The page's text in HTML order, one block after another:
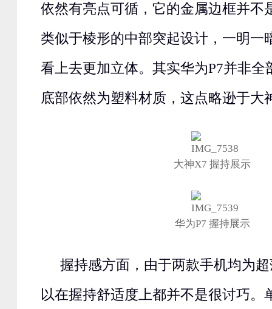
依然有亮点可循，它的金属边框并不
类似于棱形的中部突起设计，一明一
看上去更加立体。其实华为P7并非全
底部依然为塑料材质，这点略逊于大
大神X7 握持展示
华为P7 握持展示
握持感方面，由于两款手机均为
以在握持舒适度上都并不是很讨巧。